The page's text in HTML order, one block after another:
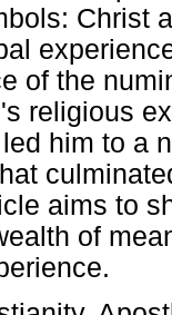
Christ
of the
religious
him to a
aims to
of